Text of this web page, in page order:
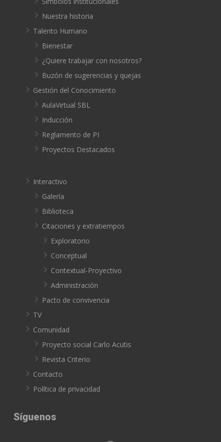
Nuestra historia
Talento Humano
Bienestar
¿Quiere trabajar con nosotros?
Buzón de sugerencias y quejas
Gestión del Conocimiento
AulaVirtual SBL
Inducción
Reglamento de PI
Proyectos Destacados
Interactivo
Galería
Biblioteca
Citaciones y extratiempos
Exploratorio
Conceptual
Contextual-Proyectivo
Administración
Pacto de convivencia
TV
Comunidad
Proyecto social Carlo Acutis
Revista Criterio
Contacto
Política de privacidad
Síguenos